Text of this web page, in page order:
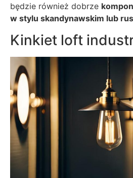
będzie również dobrze
w stylu skandynawskim lub
Kinkiet loft